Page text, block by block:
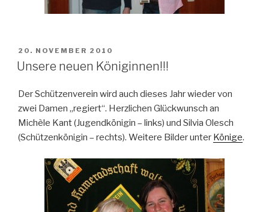
VERÖFFENTLICHT
AM
20. NOVEMBER 2010
Unsere neuen Königinnen!!!
Der Schützenverein wird auch dieses Jahr wieder von
zwei Damen „regiert“. Herzlichen Glückwunsch an
Michèle Kant (Jugendkönigin – links) und Silvia Olesch
(Schützenkönigin – rechts). Weitere Bilder unter Könige.